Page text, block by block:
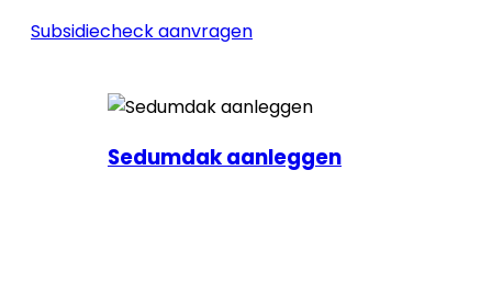
Sedumdak aanleggen
Subsidiecheck aanvragen